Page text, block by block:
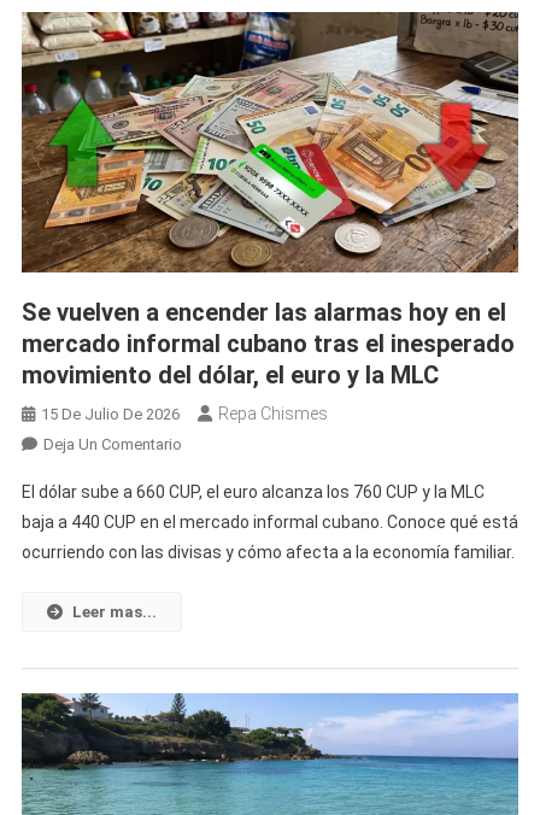
Amanecen
Hoy
El
Dólar,
El
Euro
Y
La
MLC
En
Mercado
Informal
Se vuelven a encender las alarmas hoy en el
mercado informal cubano tras el inesperado
movimiento del dólar, el euro y la MLC
15 De Julio De 2026 Repa Chismes
Deja Un ComentarioEn
Vuelven
A
Encender
En
El
Mercado
Informal
Cubano
Tras
El dólar sube a 660 CUP, el euro alcanza los 760 CUP y la MLC
baja a 440 CUP en el mercado informal cubano. Conoce qué está
ocurriendo con las divisas y cómo afecta a la economía familiar.
Leer mas...